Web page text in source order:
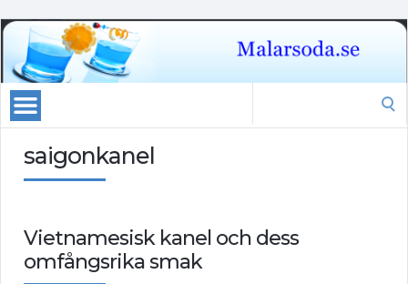
saigonkanel
Vietnamesisk kanel och dess
omfångsrika smak